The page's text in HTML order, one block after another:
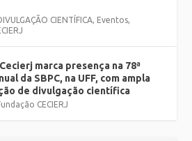
CIENTÍFICA, Eventos,
marca presença na 78ª
da SBPC, na UFF, com ampla
de divulgação científica
CECIERJ